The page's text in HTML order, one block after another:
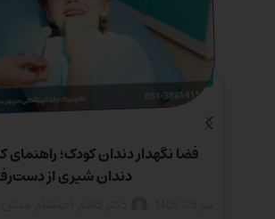
فضا نگهدار دندان کودک؛
دندان شیری از